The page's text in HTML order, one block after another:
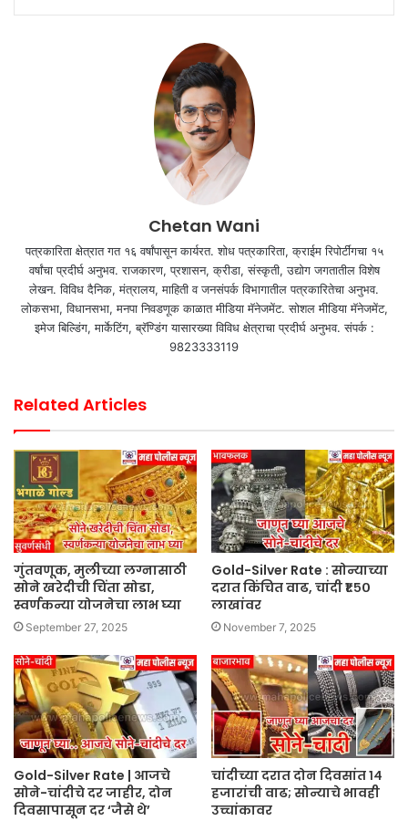
Chetan Wani
पत्रकारिता क्षेत्रात गत १६ वर्षांपासून कार्यरत. शोध पत्रकारिता, क्राईम रिपोर्टींगचा १५
वर्षांचा प्रदीर्घ अनुभव. राजकारण, प्रशासन, क्रीडा, संस्कृती, उद्योग जगतातील विशेष
लेखन. विविध दैनिक, मंत्रालय, माहिती व जनसंपर्क विभागातील पत्रकारितेचा अनुभव.
लोकसभा, विधानसभा, मनपा निवडणूक काळात मीडिया मॅनेजमेंट. सोशल मीडिया मॅनेजमेंट,
इमेज बिल्डिंग, मार्केटिंग, ब्रॅण्डिंग यासारख्या विविध क्षेत्राचा प्रदीर्घ अनुभव. संपर्क :
9823333119
Related Articles
गुंतवणूक, मुलीच्या लग्नासाठी
सोने खरेदीची चिंता सोडा,
स्वर्णकन्या योजनेचा लाभ घ्या
September 27, 2025
Gold-Silver Rate : सोन्याच्या
दरात किंचित वाढ, चांदी ₹१.५०
लाखांवर
November 7, 2025
Gold-Silver Rate | आजचे
सोने-चांदीचे दर जाहीर, दोन
दिवसापासून दर ‘जैसे थे’
चांदीच्या दरात दोन दिवसांत १४
हजारांची वाढ; सोन्याचे भावही
उच्चांकावर